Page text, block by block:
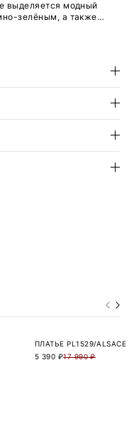
выделяется модный
зелёным, а также
с отрезной
которая пересекает
ПЛАТЬЕ PL1529/ALSACE
17 990 ₽
5 390 ₽